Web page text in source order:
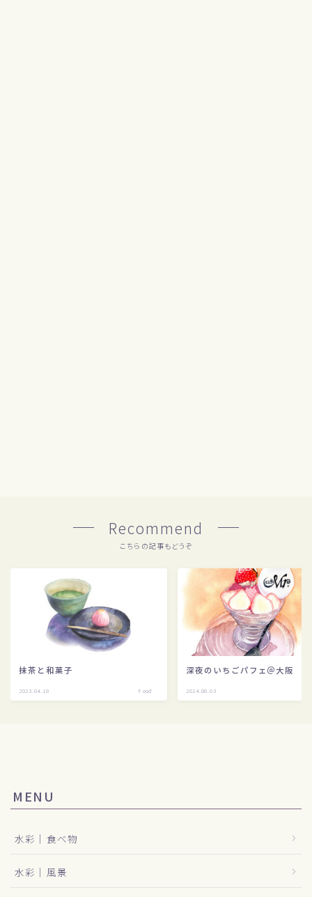
Recommend
こちらの記事もどうぞ
抹茶と和菓子
2023.04.18 Food
深夜のいちごパフェ＠大阪
2024.08.03
MENU
水彩｜食べ物
水彩｜風景